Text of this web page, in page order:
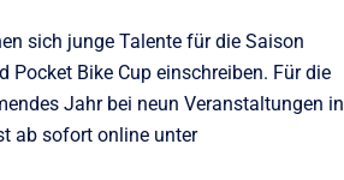
sich junge Talente für die Saison
Bike Cup einschreiben. Für die
Jahr bei neun Veranstaltungen in
ab sofort online unter